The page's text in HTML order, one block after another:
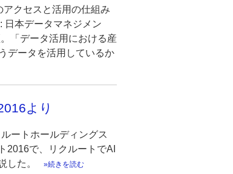
クセスと活用の仕組み
日本データマネジメン
「データ活用における産
データを活用しているか
より
ートホールディングス
2016で、リクルートでAI
した。
続きを読む